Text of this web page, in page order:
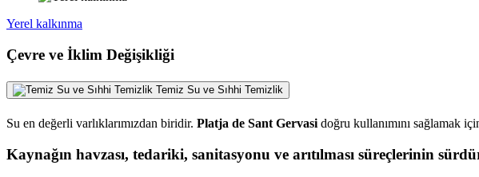
Yerel kalkınma
Çevre ve İklim Değişikliği
Temiz Su ve Sıhhi Temizlik
Su en değerli varlıklarımızdan biridir. Platja de Sant Gervasi doğru kullanımını sağlamak
Kaynağın havzası, tedariki, sanitasyonu ve arıtılması süreçlerinin